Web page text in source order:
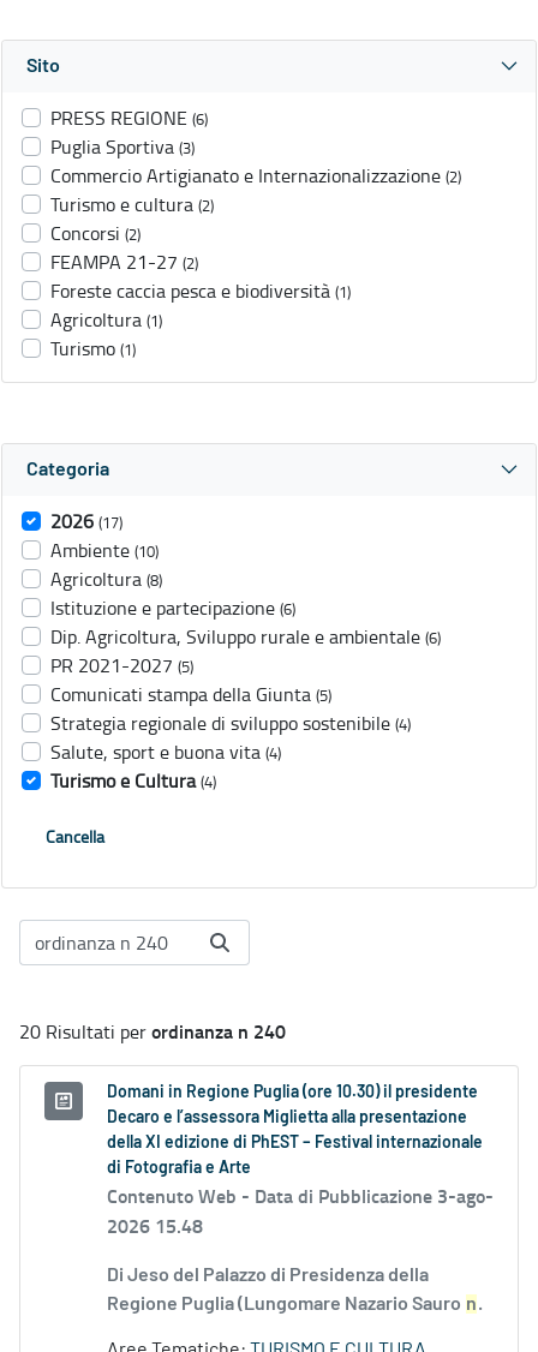
Sito
PRESS REGIONE (6)
Puglia Sportiva (3)
Commercio Artigianato e Internazionalizzazione (2)
Turismo e cultura (2)
Concorsi (2)
FEAMPA 21-27 (2)
Foreste caccia pesca e biodiversità (1)
Agricoltura (1)
Turismo (1)
Categoria
2026 (17)
Ambiente (10)
Agricoltura (8)
Istituzione e partecipazione (6)
Dip. Agricoltura, Sviluppo rurale e ambientale (6)
PR 2021-2027 (5)
Comunicati stampa della Giunta (5)
Strategia regionale di sviluppo sostenibile (4)
Salute, sport e buona vita (4)
Turismo e Cultura (4)
Cancella
20 Risultati perordinanza n 240
Domani in Regione Puglia (ore 10.30) il presidente
Decaro e l’assessora Miglietta alla presentazione
della XI edizione di PhEST – Festival internazionale
di Fotografia e Arte
Contenuto Web - Data di Pubblicazione 3-ago-
2026 15.48
Di Jeso del Palazzo di Presidenza della
Regione Puglia (Lungomare Nazario Sauro n.